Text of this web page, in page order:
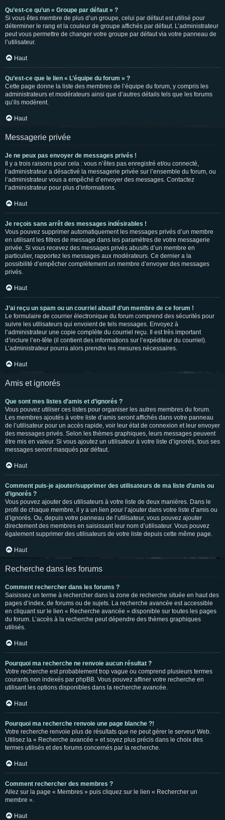
Qu’est-ce qu’un « Groupe par défaut » ?
Si vous êtes membre de plus d’un groupe, celui par défaut est utilisé pour
déterminer le rang et la couleur de groupe affichés par défaut. L’administrateur
peut vous permettre de changer votre groupe par défaut via votre panneau de
l’utilisateur.
Haut
Qu’est-ce que le lien « L’équipe du forum » ?
Cette page donne la liste des membres de l’équipe du forum, y compris les
administrateurs et modérateurs ainsi que d’autres détails tels que les forums
qu’ils modèrent.
Haut
Messagerie privée
Je ne peux pas envoyer de messages privés !
Il y a trois raisons pour cela : vous n’êtes pas enregistré et/ou connecté,
l’administrateur a désactivé la messagerie privée sur l’ensemble du forum, ou
l’administrateur vous a empêché d’envoyer des messages. Contactez
l’administrateur pour plus d’informations.
Haut
Je reçois sans arrêt des messages indésirables !
Vous pouvez supprimer automatiquement les messages privés d’un membre
en utilisant les filtres de message dans les paramètres de votre messagerie
privée. Si vous recevez des messages privés abusifs d’un membre en
particulier, rapportez les messages aux modérateurs. Ce dernier a la
possibilité d’empêcher complètement un membre d’envoyer des messages
privés.
Haut
J’ai reçu un spam ou un courriel abusif d’un membre de ce forum !
Le formulaire de courrier électronique du forum comprend des sécurités pour
suivre les utilisateurs qui envoient de tels messages. Envoyez à
l’administrateur une copie complète du courriel reçu. Il est très important
d’inclure l’en-tête (il contient des informations sur l’expéditeur du courriel).
L’administrateur pourra alors prendre les mesures nécessaires.
Haut
Amis et ignorés
Que sont mes listes d’amis et d’ignorés ?
Vous pouvez utiliser ces listes pour organiser les autres membres du forum.
Les membres ajoutés à votre liste d’amis seront affichés dans votre panneau
de l’utilisateur pour un accès rapide, voir leur état de connexion et leur envoyer
des messages privés. Selon les thèmes graphiques, leurs messages peuvent
être mis en valeur. Si vous ajoutez un utilisateur à votre liste d’ignorés, tous ses
messages seront masqués par défaut.
Haut
Comment puis-je ajouter/supprimer des utilisateurs de ma liste d’amis ou
d’ignorés ?
Vous pouvez ajouter des utilisateurs à votre liste de deux manières. Dans le
profil de chaque membre, il y a un lien pour l’ajouter dans votre liste d’amis ou
d’ignorés. Ou, depuis votre panneau de l’utilisateur, vous pouvez ajouter
directement des membres en saisissant leur nom d’utilisateur. Vous pouvez
également supprimer des utilisateurs de votre liste depuis cette même page.
Haut
Recherche dans les forums
Comment rechercher dans les forums ?
Saisissez un terme à rechercher dans la zone de recherche située en haut des
pages d’index, de forums ou de sujets. La recherche avancée est accessible
en cliquant sur le lien « Recherche avancée » disponible sur toutes les pages
du forum. L’accès à la recherche peut dépendre des thèmes graphiques
utilisés.
Haut
Pourquoi ma recherche ne renvoie aucun résultat ?
Votre recherche est probablement trop vague ou comprend plusieurs termes
courants non indexés par phpBB. Vous pouvez affiner votre recherche en
utilisant les options disponibles dans la recherche avancée.
Haut
Pourquoi ma recherche renvoie une page blanche ?!
Votre recherche renvoie plus de résultats que ne peut gérer le serveur Web.
Utilisez la « Recherche avancée » et soyez plus précis dans le choix des
termes utilisés et des forums concernés par la recherche.
Haut
Comment rechercher des membres ?
Allez sur la page « Membres » puis cliquez sur le lien « Rechercher un
membre ».
Haut